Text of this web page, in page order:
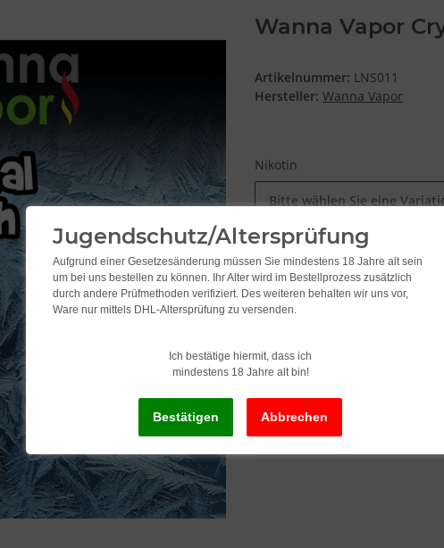
Wanna Vapor
Artikelnummer: LNS011
Hersteller: Wanna Vapor
Nikotin
Bitte wählen Sie eine
10,49
1.049,00 pro 1 l
x
Dieser Artikel hat
Jugendschutz/Altersprüfung
Aufgrund einer Gesetzesänderung müssen Sie mindestens 18 Jahre alt sein
um bei uns bestellen zu können. Ihr Alter wird im Bestellprozess zusätzlich
durch andere Prüfmethoden verifiziert. Des weiteren behalten wir uns vor,
Ware nur mittels DHL-Altersprüfung zu versenden.
Ich bestätige hiermit, dass ich
mindestens 18 Jahre alt bin!